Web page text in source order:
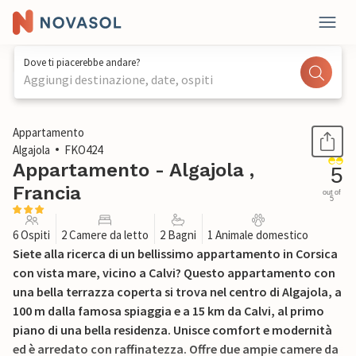
Dove ti piacerebbe andare?
Aggiungi destinazione, date, ospiti
1 / 19
Appartamento
Algajola
FKO424
Appartamento - Algajola ,
Francia
5
out of
5
6 Ospiti 2 Camere da letto 2 Bagni 1 Animale domestico
Siete alla ricerca di un bellissimo appartamento in Corsica
con vista mare, vicino a Calvi? Questo appartamento con
una bella terrazza coperta si trova nel centro di Algajola, a
100 m dalla famosa spiaggia e a 15 km da Calvi, al primo
piano di una bella residenza. Unisce comfort e modernità
ed è arredato con raffinatezza. Offre due ampie camere da